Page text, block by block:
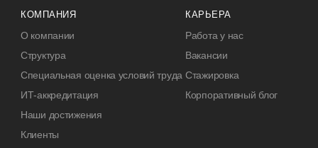
КОМПАНИЯ
О компании
Структура
Специальная оценка условий труда
ИТ-аккредитация
Наши достижения
Клиенты
КАРЬЕРА
Работа у нас
Вакансии
Стажировка
Корпоративный блог